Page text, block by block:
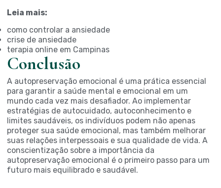
Leia mais:
como controlar a ansiedade
crise de ansiedade
terapia online em Campinas
Conclusão
A autopreservação emocional é uma prática essencial
para garantir a saúde mental e emocional em um
mundo cada vez mais desafiador. Ao implementar
estratégias de autocuidado, autoconhecimento e
limites saudáveis, os indivíduos podem não apenas
proteger sua saúde emocional, mas também melhorar
suas relações interpessoais e sua qualidade de vida. A
conscientização sobre a importância da
autopreservação emocional é o primeiro passo para um
futuro mais equilibrado e saudável.